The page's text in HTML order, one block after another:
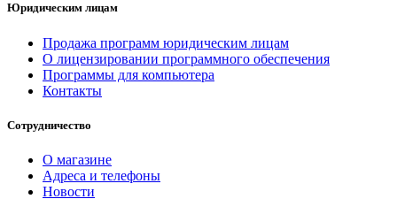
Юридическим лицам
Продажа программ юридическим лицам
О лицензировании программного обеспечения
Программы для компьютера
Контакты
Сотрудничество
О магазине
Адреса и телефоны
Новости